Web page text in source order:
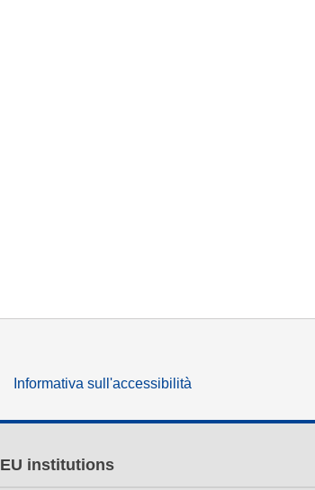
Informativa sull'accessibilità
EU institutions